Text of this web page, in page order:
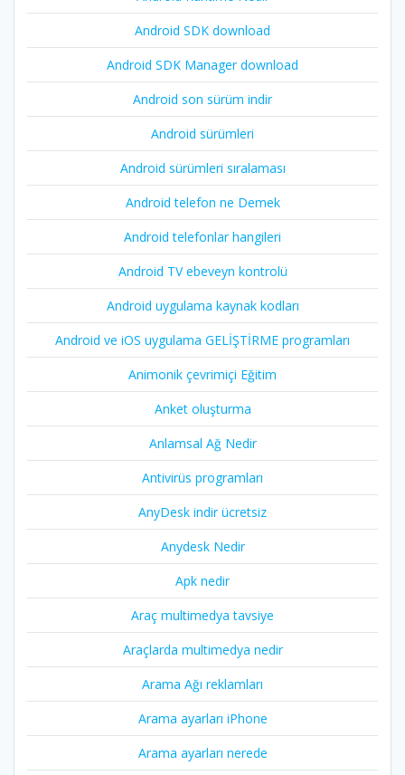
Android SDK download
Android SDK Manager download
Android son sürüm indir
Android sürümleri
Android sürümleri sıralaması
Android telefon ne Demek
Android telefonlar hangileri
Android TV ebeveyn kontrolü
Android uygulama kaynak kodları
Android ve iOS uygulama GELİŞTİRME programları
Animonik çevrimiçi Eğitim
Anket oluşturma
Anlamsal Ağ Nedir
Antivirüs programları
AnyDesk indir ücretsiz
Anydesk Nedir
Apk nedir
Araç multimedya tavsiye
Araçlarda multimedya nedir
Arama Ağı reklamları
Arama ayarları iPhone
Arama ayarları nerede